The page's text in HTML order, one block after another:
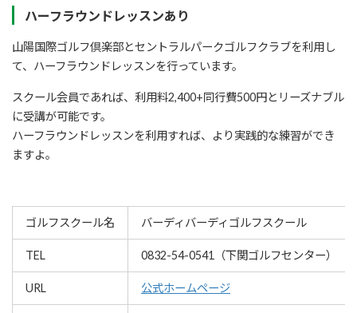
ハーフラウンドレッスンあり
山陽国際ゴルフ倶楽部とセントラルパークゴルフクラブを利用し
て、ハーフラウンドレッスンを行っています。
スクール会員であれば、利用料2,400+同行費500円とリーズナブル
に受講が可能です。
ハーフラウンドレッスンを利用すれば、より実践的な練習ができ
ますよ。
ゴルフスクール名 バーディバーディゴルフスクール
TEL 0832-54-0541（下関ゴルフセンター）
URL 公式ホームページ